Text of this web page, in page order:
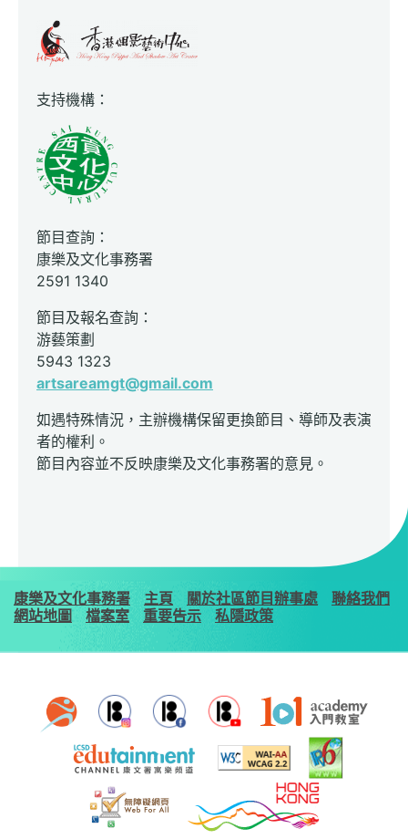
支持機構：
節目查詢：
康樂及文化事務署
2591 1340
節目及報名查詢：
游藝策劃
5943 1323
artsareamgt@gmail.com
如遇特殊情況，主辦機構保留更換節目、導師及表演
者的權利。
節目內容並不反映康樂及文化事務署的意見。
康樂及文化事務署 主頁 關於社區節目辦事處
聯絡我們
網站地圖
檔案室 重要告示 私隱政策